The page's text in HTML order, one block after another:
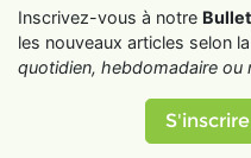
Inscrivez-vous à notre
les nouveaux articles selon
quotidien, hebdomadaire ou